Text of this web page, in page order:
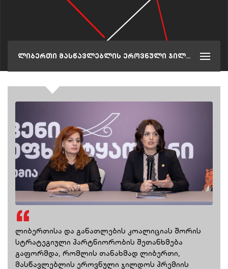
ლიბერთი მასწავლებლის ეროვნული ჯილდოს პრემია „ჩვენი ვეფხისტყაოსანის“ მხარდამჭერია
ლიბერთისა და განათლების კოალიციას შორის
სტრატეგიული პარტნიორობის შეთანხმება
გაფორმდა, რომლის თანახმად ლიბერთი,
მასწავლებლის ეროვნული ჯილდოს პრემიის